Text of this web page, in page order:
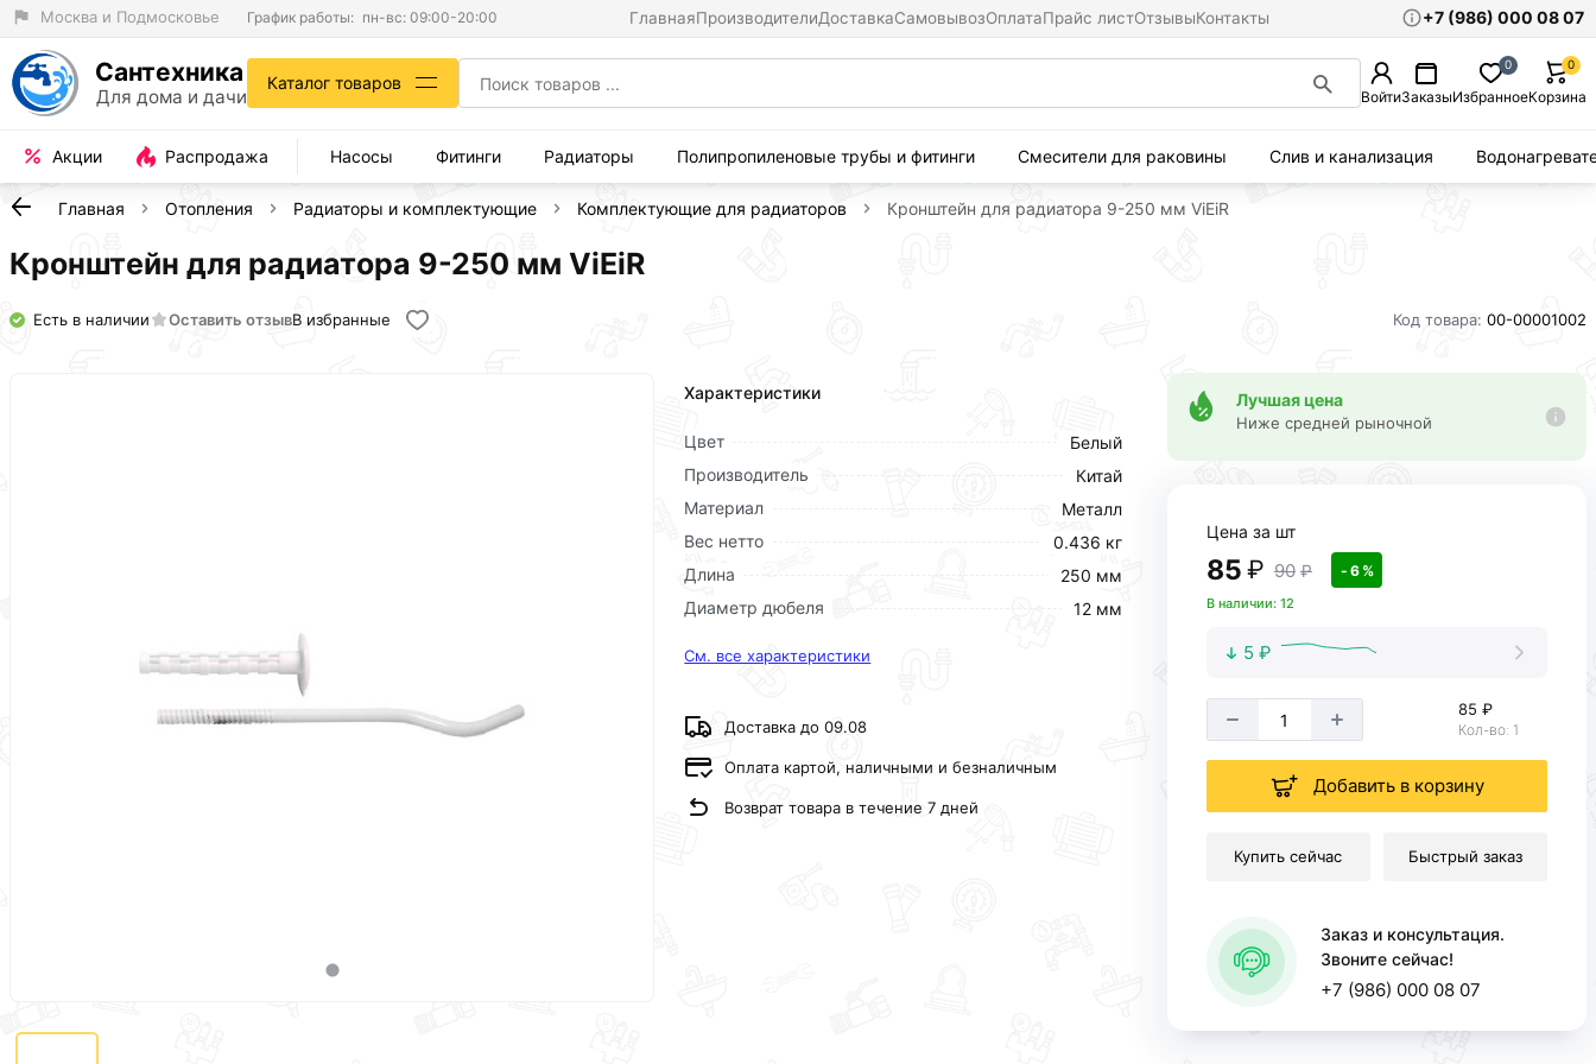
Москва и Подмосковье График работы: пн-вс: 09:00-20:00 ГлавнаяПроизводителиДоставкаСамовывозОплатаПрайс листОтзывыКонтакты +7 (986) 000 08 07
Сантехника
Для дома и дачи
Каталог товаров
ВойтиЗаказыИзбранное
0
Корзина
0
Акции Распродажа Насосы Фитинги Радиаторы Полипропиленовые трубы и фитинги Смесители для раковины Слив и канализация
Главная Отопления Радиаторы и комплектующие Комплектующие для радиаторов Кронштейн для радиатора 9-250 мм ViEiR
Кронштейн для радиатора 9-250 мм ViEiR
Есть в наличии Оставить отзывВ избранные Код товара: 00-00001002
Характеристики
Цвет
Белый
Производитель
Китай
Материал
Металл
Вес нетто
0.436 кг
Длина
250 мм
Диаметр дюбеля
12 мм
См. все характеристики
Доставка до 09.08
Оплата картой, наличными и безналичным
Возврат товара в течение 7 дней
Лучшая цена
Ниже средней рыночной
Цена за шт
85 ₽ 90 ₽ - 6 %
В наличии: 12
5 ₽
85 ₽
Кол-во: 1
Добавить в корзину
Купить сейчас Быстрый заказ
Заказ и консультация.
Звоните сейчас!
+7 (986) 000 08 07